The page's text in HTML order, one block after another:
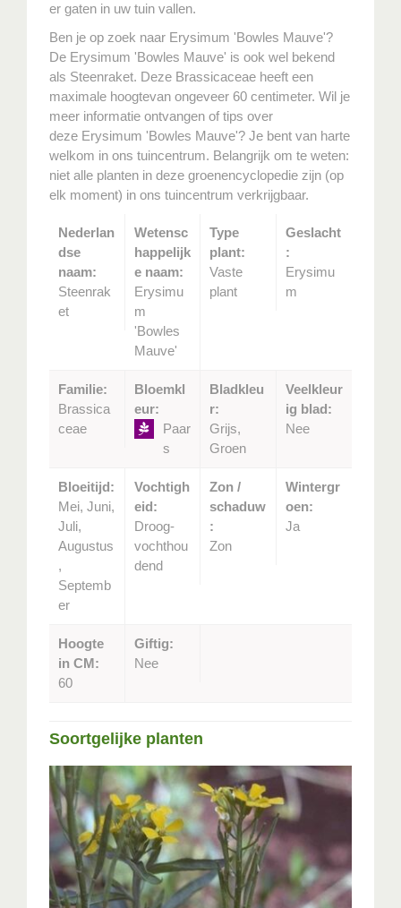
er gaten in uw tuin vallen.
Ben je op zoek naar Erysimum 'Bowles Mauve'?
De Erysimum 'Bowles Mauve' is ook wel bekend
als Steenraket. Deze Brassicaceae heeft een
maximale hoogtevan ongeveer 60 centimeter. Wil je
meer informatie ontvangen of tips over
deze Erysimum 'Bowles Mauve'? Je bent van harte
welkom in ons tuincentrum. Belangrijk om te weten:
niet alle planten in deze groenencyclopedie zijn (op
elk moment) in ons tuincentrum verkrijgbaar.
Nederlan
dse
naam:
Steenrak
et
Wetensc
happelijk
e naam:
Erysimu
m
'Bowles
Mauve'
Type
plant:
Vaste
plant
Geslacht
:
Erysimu
m
Familie:
Brassica
ceae
Bloemkl
eur:
Paar
s
Bladkleu
r:
Grijs,
Groen
Veelkleur
ig blad:
Nee
Bloeitijd:
Mei, Juni,
Juli,
Augustus
,
Septemb
er
Vochtigh
eid:
Droog-
vochthou
dend
Zon /
schaduw
:
Zon
Wintergr
oen:
Ja
Hoogte
in CM:
60
Giftig:
Nee
Soortgelijke planten